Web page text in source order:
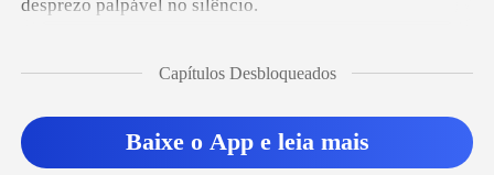
Capítulos Desbloqueados
Baixe o App e leia mais